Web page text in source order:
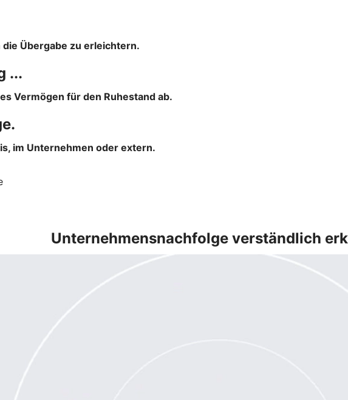
Übergabe zu erleichtern.
...
Vermögen für den Ruhestand ab.
im Unternehmen oder extern.
Unternehmensnachfolge verständlich